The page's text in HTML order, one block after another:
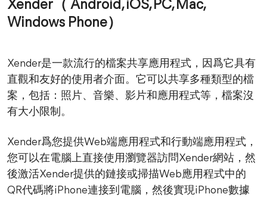
Xender（ Android, iOS, PC, Mac,
Windows Phone）
Xender是一款流行的檔案共享應用程式，因爲它具有
直觀和友好的使用者介面。它可以共享多種類型的檔
案，包括：照片、音樂、影片和應用程式等，檔案沒
有大小限制。
Xender爲您提供Web端應用程式和行動端應用程式，
您可以在電腦上直接使用瀏覽器訪問Xender網站，然
後激活Xender提供的鏈接或掃描Web應用程式中的
QR代碼將iPhone連接到電腦，然後實現iPhone數據